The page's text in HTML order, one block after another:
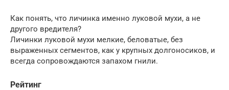
Как понять, что личинка именно луковой мухи, а не
другого вредителя?
Личинки луковой мухи мелкие, беловатые, без
выраженных сегментов, как у крупных долгоносиков, и
всегда сопровождаются запахом гнили.
Рейтинг